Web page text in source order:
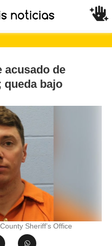
acusado de
queda bajo
Sheriff’s Office